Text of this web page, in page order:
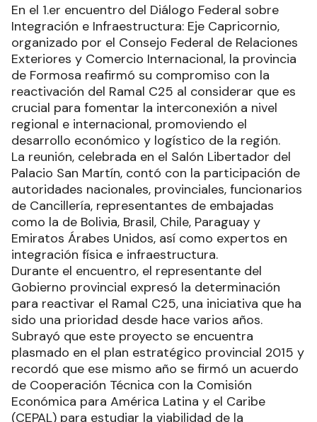
En el 1.er encuentro del Diálogo Federal sobre
Integración e Infraestructura: Eje Capricornio,
organizado por el Consejo Federal de Relaciones
Exteriores y Comercio Internacional, la provincia
de Formosa reafirmó su compromiso con la
reactivación del Ramal C25 al considerar que es
crucial para fomentar la interconexión a nivel
regional e internacional, promoviendo el
desarrollo económico y logístico de la región.
La reunión, celebrada en el Salón Libertador del
Palacio San Martín, contó con la participación de
autoridades nacionales, provinciales, funcionarios
de Cancillería, representantes de embajadas
como la de Bolivia, Brasil, Chile, Paraguay y
Emiratos Árabes Unidos, así como expertos en
integración física e infraestructura.
Durante el encuentro, el representante del
Gobierno provincial expresó la determinación
para reactivar el Ramal C25, una iniciativa que ha
sido una prioridad desde hace varios años.
Subrayó que este proyecto se encuentra
plasmado en el plan estratégico provincial 2015 y
recordó que ese mismo año se firmó un acuerdo
de Cooperación Técnica con la Comisión
Económica para América Latina y el Caribe
(CEPAL) para estudiar la viabilidad de la